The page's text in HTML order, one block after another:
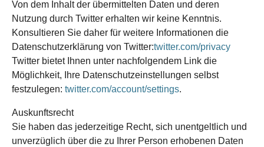
Von dem Inhalt der übermittelten Daten und deren
Nutzung durch Twitter erhalten wir keine Kenntnis.
Konsultieren Sie daher für weitere Informationen die
Datenschutzerklärung von Twitter:twitter.com/privacy
Twitter bietet Ihnen unter nachfolgendem Link die
Möglichkeit, Ihre Datenschutzeinstellungen selbst
festzulegen: twitter.com/account/settings.
Auskunftsrecht
Sie haben das jederzeitige Recht, sich unentgeltlich und
unverzüglich über die zu Ihrer Person erhobenen Daten